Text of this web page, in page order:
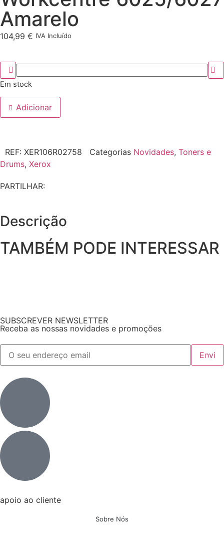
Amarelo
104,99 € IVA Incluído
Em stock
Adicionar
REF: XER106R02758 Categorias Novidades, Toners e
Drums, Xerox
PARTILHAR:
Descrição
TAMBÉM PODE INTERESSAR
SUBSCREVER NEWSLETTER
Receba as nossas novidades e promoções
apoio ao cliente
Sobre Nós